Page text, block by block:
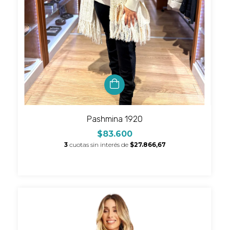
Pashmina 1920
$83.600
3 cuotas sin interés de $27.866,67